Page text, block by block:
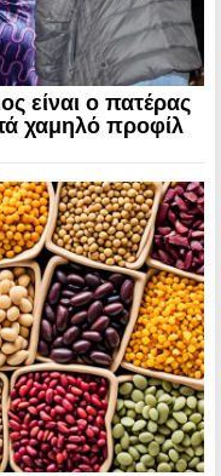
είναι ο πατέρας
χαμηλό προφίλ